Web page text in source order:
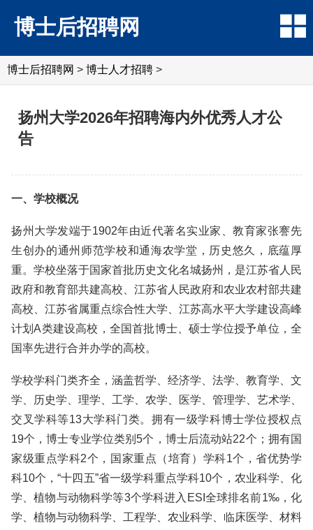
博士后招聘网
博士后招聘网 > 博士人才招聘 >
扬州大学2026年招聘海内外优秀人才公
告
一、学校概况
扬州大学发端于1902年由近代著名实业家、教育家张謇先
生创办的通州师范学校和通海农学堂，历史悠久，底蕴厚
重。学校坐落于国家首批历史文化名城扬州，是江苏省人民
政府和教育部共建高校、江苏省人民政府和农业农村部共建
高校、江苏省属重点综合性大学、江苏高水平大学建设高峰
计划A类建设高校，全国首批博士、硕士学位授予单位，全
国率先进行合并办学的高校。
学校学科门类齐全，涵盖哲学、经济学、法学、教育学、文
学、历史学、理学、工学、农学、医学、管理学、艺术学、
交叉学科等13大学科门类。拥有一级学科博士学位授权点
19个，博士专业学位类别5个，博士后流动站22个；拥有国
家级重点学科2个，国家重点（培育）学科1个，省优势学
科10个，“十四五”省一级学科重点学科10个，农业科学、化
学、植物与动物科学等3个学科进入ESI全球排名前1‰，化
学、植物与动物科学、工程学、农业科学、临床医学、材料